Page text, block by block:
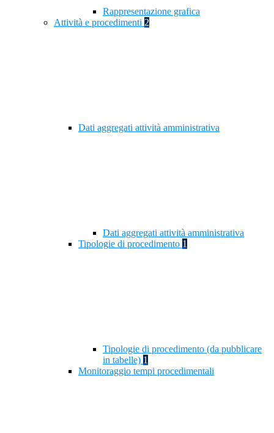
Rappresentazione grafica
Attività e procedimenti 2
Dati aggregati attività amministrativa
Dati aggregati attività amministrativa
Tipologie di procedimento 1
Tipologie di procedimento (da pubblicare
in tabelle) 1
Monitoraggio tempi procedimentali